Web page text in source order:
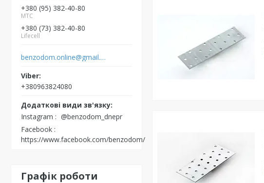
+380 (95) 382-40-80
MTC
+380 (73) 382-40-80
Lifecell
benzodom.online@gmail.com
+380963824080
Instagram
@benzodom_dnepr
Facebook
https://www.facebook.com/benzodom/
Графік роботи